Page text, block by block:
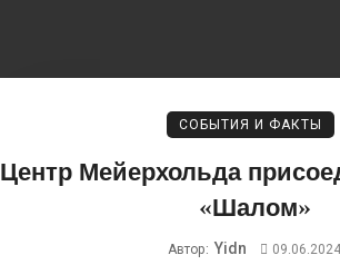
СОБЫТИЯ И ФАКТЫ
Центр Мейерхольда
«Шалом»
Автор: Yidn 09.06.2024